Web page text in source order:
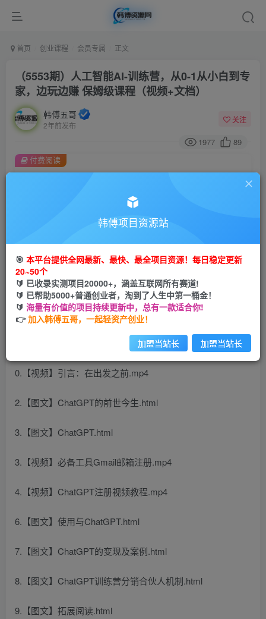
首页 创业课程 会员专属 正文
（5553期）人工智能AI-训练营，从0-1从小白到专
家，边玩边赚 保姆级课程（视频+文档）
韩傅五哥
2年前发布
关注
1977 89
会员专属资源
您暂无购买权限，请先开通会员
开通会员
付费阅读
0.【视频】引言：在出发之前.mp4
2.【图文】ChatGPT的前世今生.html
3.【图文】ChatGPT.html
3.【视频】必备工具Gmail邮箱注册.mp4
4.【视频】ChatGPT注册视频教程.mp4
6.【图文】使用与ChatGPT.html
7.【图文】ChatGPT的变现及案例.html
8.【图文】ChatGPT训练营分销合伙人机制.html
9.【图文】拓展阅读.html
韩傅项目资源站
🎯 本平台提供全网最新、最快、最全项目资源！每日稳定更新
20~50个
🔰 已收录实测项目20000+，涵盖互联网所有赛道!
🔰 已帮助5000+普通创业者，淘到了人生中第一桶金！
🔰 海量有价值的项目持续更新中，总有一款适合你!
👉加入韩傅五哥，一起轻资产创业！
加盟当站长 加盟当站长